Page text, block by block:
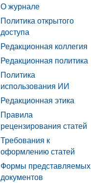
О журнале
Политика открытого
доступа
Редакционная коллегия
Редакционная политика
Политика
использования ИИ
Редакционная этика
Правила
рецензирования статей
Требования к
оформлению статей
Формы представляемых
документов